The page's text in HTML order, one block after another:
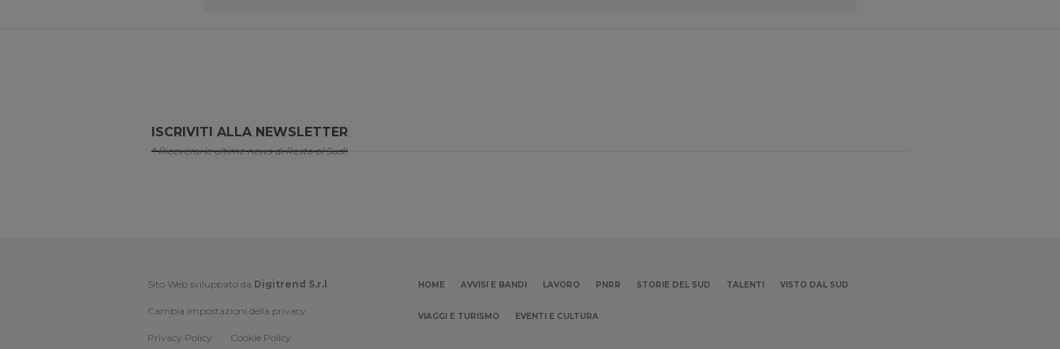
ISCRIVITI ALLA NEWSLETTER
* Riceverai le ultime news di Resto al Sud!
Sito Web sviluppato da Digitrend S.r.l .
Cambia impostazioni della privacy
Privacy Policy Cookie Policy
HOME AVVISI E BANDI LAVORO PNRR STORIE DEL SUD TALENTI VISTO DAL SUD
VIAGGI E TURISMO EVENTI E CULTURA